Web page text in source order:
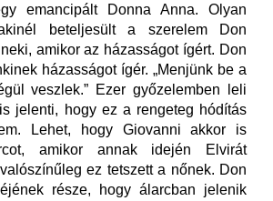
emancipált Donna Anna. Olyan
beteljesült a szerelem Don
amikor az házasságot ígért. Don
házasságot ígér. „Menjünk be a
veszlek.” Ezer győzelemben leli
jelenti, hogy ez a rengeteg hódítás
Lehet, hogy Giovanni akkor is
amikor annak idején Elvirát
ez tetszett a nőnek. Don
része, hogy álarcban jelenik